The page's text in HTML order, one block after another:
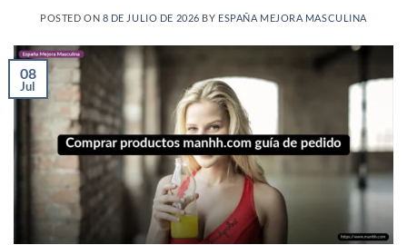
POSTED ON 8 DE JULIO DE 2026 BY ESPAÑA MEJORA MASCULINA
08
Jul